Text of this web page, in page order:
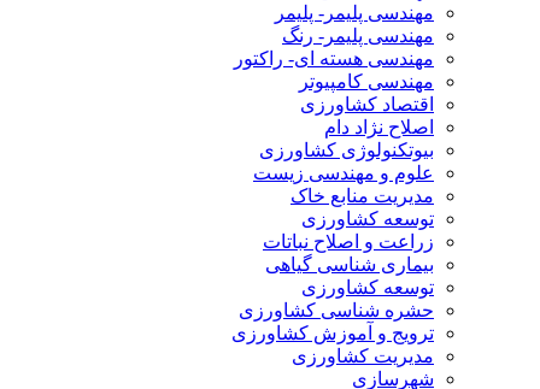
مهندسی پلیمر- پلیمر
مهندسی پلیمر- رنگ
مهندسی هسته ای- راکتور
مهندسی کامپیوتر
اقتصاد کشاورزی
اصلاح نژاد دام
بیوتکنولوژی کشاورزی
علوم و مهندسی زیست
مدیریت منابع خاک
توسعه کشاورزی
زراعت و اصلاح نباتات
بیماری شناسی گیاهی
توسعه کشاورزی
حشره شناسی کشاورزی
ترویج و آموزش کشاورزی
مدیریت کشاورزی
شهرسازی